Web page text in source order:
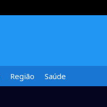
Região Saúde